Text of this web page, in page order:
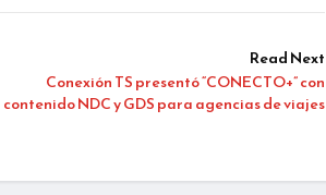
Read Next
Conexión TS presentó “CONECTO+” con
contenido NDC y GDS para agencias de viajes